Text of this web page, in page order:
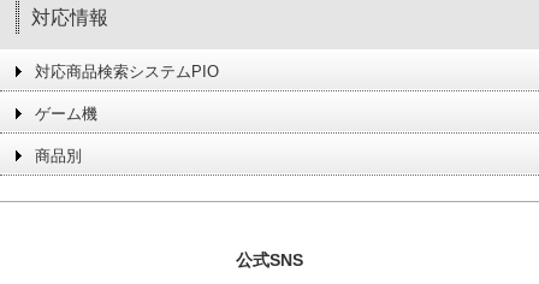
対応情報
対応商品検索システムPIO
ゲーム機
商品別
公式SNS